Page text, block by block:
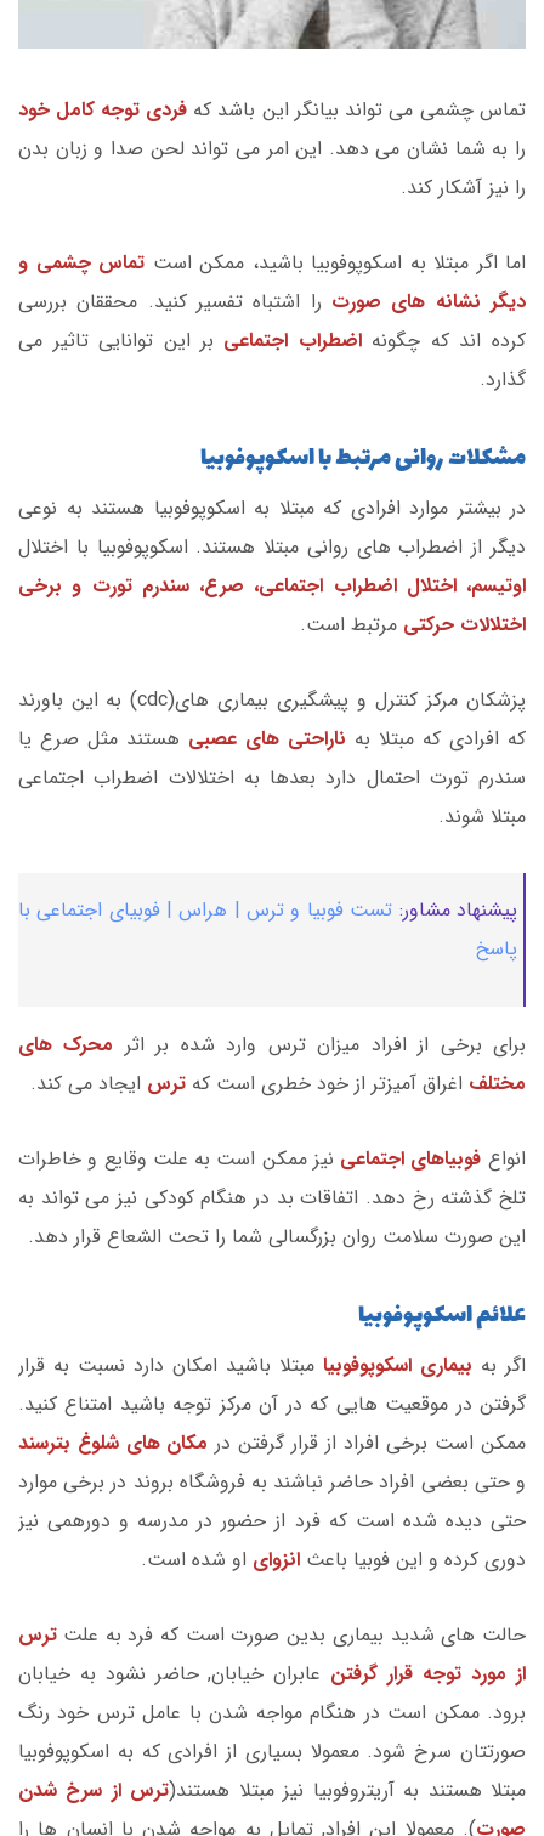
تماس چشمی می تواند بیانگر این باشد که فردی توجه کامل خود
را به شما نشان می دهد. این امر می تواند لحن صدا و زبان بدن
را نیز آشکار کند.
اما اگر مبتلا به اسکوپوفوبیا باشید، ممکن است تماس چشمی و
دیگر نشانه های صورت را اشتباه تفسیر کنید. محققان بررسی
کرده اند که چگونه اضطراب اجتماعی بر این توانایی تاثیر می
گذارد.
مشکلات روانی مرتبط با اسکوپوفوبیا
در بیشتر موارد افرادی که مبتلا به اسکوپوفوبیا هستند به نوعی
دیگر از اضطراب های روانی مبتلا هستند. اسکوپوفوبیا با اختلال
اوتیسم، اختلال اضطراب اجتماعی، صرع، سندرم تورت و برخی
اختلالات حرکتی مرتبط است.
پزشکان مرکز کنترل و پیشگیری بیماری های(cdc) به این باورند
که افرادی که مبتلا به ناراحتی های عصبی هستند مثل صرع یا
سندرم تورت احتمال دارد بعدها به اختلالات اضطراب اجتماعی
مبتلا شوند.
پیشنهاد مشاور: تست فوبیا و ترس | هراس | فوبیای اجتماعی با
پاسخ
برای برخی از افراد میزان ترس وارد شده بر اثر محرک های
مختلف اغراق آمیزتر از خود خطری است که ترس ایجاد می کند.
انواع فوبیاهای اجتماعی نیز ممکن است به علت وقایع و خاطرات
تلخ گذشته رخ دهد. اتفاقات بد در هنگام کودکی نیز می تواند به
این صورت سلامت روان بزرگسالی شما را تحت الشعاع قرار دهد.
علائم اسکوپوفوبیا
اگر به بیماری اسکوپوفوبیا مبتلا باشید امکان دارد نسبت به قرار
گرفتن در موقعیت هایی که در آن مرکز توجه باشید امتناع کنید.
ممکن است برخی افراد از قرار گرفتن در مکان های شلوغ بترسند
و حتی بعضی افراد حاضر نباشند به فروشگاه بروند در برخی موارد
حتی دیده شده است که فرد از حضور در مدرسه و دورهمی نیز
دوری کرده و این فوبیا باعث انزوای او شده است.
حالت های شدید بیماری بدین صورت است که فرد به علت ترس
از مورد توجه قرار گرفتن عابران خیابان, حاضر نشود به خیابان
برود. ممکن است در هنگام مواجه شدن با عامل ترس خود رنگ
صورتتان سرخ شود. معمولا بسیاری از افرادی که به اسکوپوفوبیا
مبتلا هستند به آریتروفوبیا نیز مبتلا هستند(ترس از سرخ شدن
صورت). معمولا این افراد, تمایل به مواجه شدن با انسان ها را